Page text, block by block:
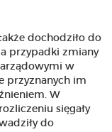
dochodziło do
przypadki zmiany
w
przyznanych im
W
sięgały
do